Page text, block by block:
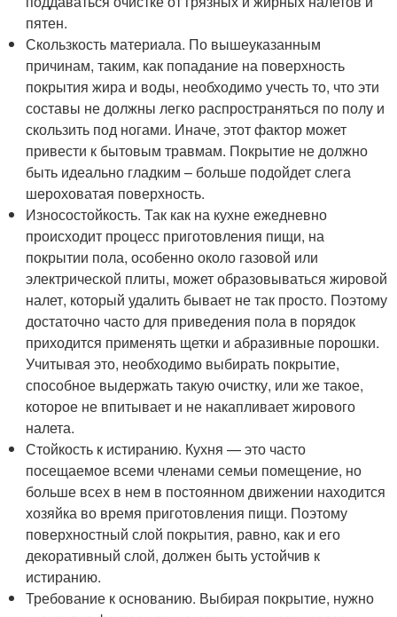
пятен.
Скользкость материала. По вышеуказанным
причинам, таким, как попадание на поверхность
покрытия жира и воды, необходимо учесть то, что эти
составы не должны легко распространяться по полу и
скользить под ногами. Иначе, этот фактор может
привести к бытовым травмам. Покрытие не должно
быть идеально гладким – больше подойдет слега
шероховатая поверхность.
Износостойкость. Так как на кухне ежедневно
происходит процесс приготовления пищи, на
покрытии пола, особенно около газовой или
электрической плиты, может образовываться жировой
налет, который удалить бывает не так просто. Поэтому
достаточно часто для приведения пола в порядок
приходится применять щетки и абразивные порошки.
Учитывая это, необходимо выбирать покрытие,
способное выдержать такую очистку, или же такое,
которое не впитывает и не накапливает жирового
налета.
Стойкость к истиранию. Кухня — это часто
посещаемое всеми членами семьи помещение, но
больше всех в нем в постоянном движении находится
хозяйка во время приготовления пищи. Поэтому
поверхностный слой покрытия, равно, как и его
декоративный слой, должен быть устойчив к
истиранию.
Требование к основанию. Выбирая покрытие, нужно